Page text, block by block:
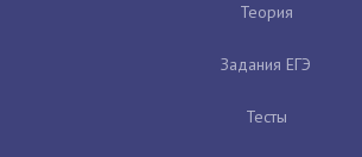
Теория
Задания ЕГЭ
Тесты